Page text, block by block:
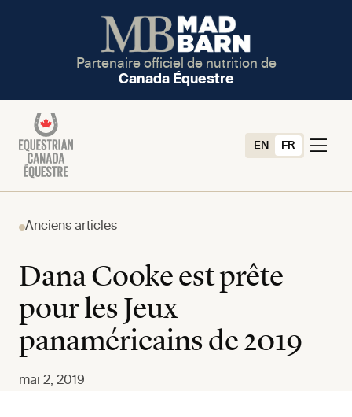
Partenaire officiel de nutrition de
Canada Équestre
EN FR
Anciens articles
Dana Cooke est prête
pour les Jeux
panaméricains de 2019
mai 2, 2019